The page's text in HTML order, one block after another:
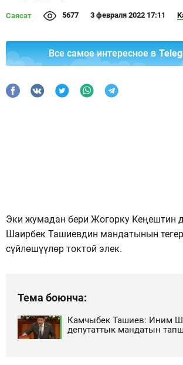
Саясат 5677 3 февраля 2022 17:11
Все самое интересное в
Эки жумадан бери Жогорку Кеңештин
Шаирбек Ташиевдин мандатынын
сүйлөшүүлөр токтой элек.
Тема боюнча:
Камчыбек Ташиев: Иним
депутаттык мандатын